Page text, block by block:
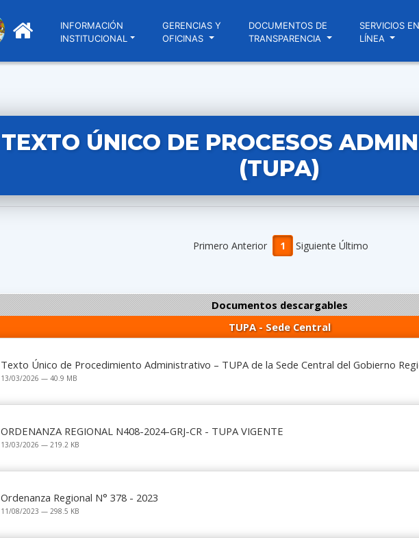
INFORMACIÓN
INSTITUCIONAL
GERENCIAS Y
OFICINAS
DOCUMENTOS DE
TRANSPARENCIA
SERVICIOS EN
LÍNEA
TEXTO ÚNICO DE PROCESOS
(TUPA)
Primero Anterior 1 Siguiente Último
Documentos descargables
TUPA - Sede Central
Texto Único de Procedimiento Administrativo – TUPA de la Sede Central del Gobierno
13/03/2026 — 40.9 MB
ORDENANZA REGIONAL N408-2024-GRJ-CR - TUPA VIGENTE
13/03/2026 — 219.2 KB
Ordenanza Regional N° 378 - 2023
11/08/2023 — 298.5 KB